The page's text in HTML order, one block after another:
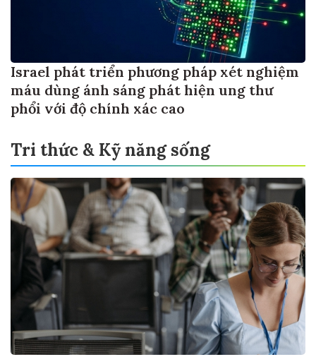
Israel phát triển phương pháp xét nghiệm
máu dùng ánh sáng phát hiện ung thư
phổi với độ chính xác cao
Tri thức & Kỹ năng sống